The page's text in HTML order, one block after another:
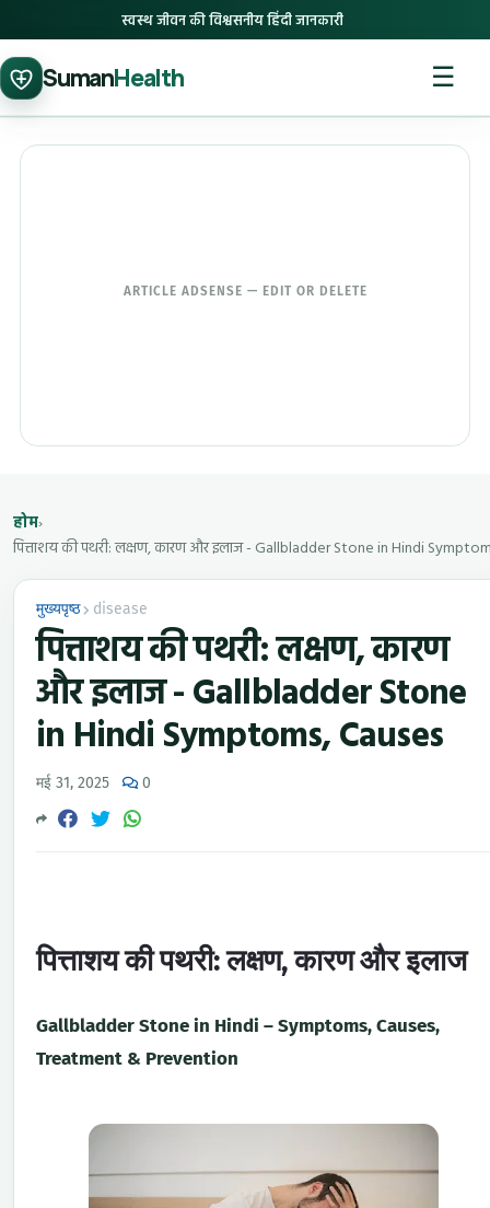
स्वस्थ जीवन की विश्वसनीय हिंदी जानकारी
SumanHealth ☰
ARTICLE ADSENSE — EDIT OR DELETE
होम›
मुख्यपृष्ठ disease
पित्ताशय की पथरी: लक्षण, कारण
और इलाज - Gallbladder Stone
in Hindi Symptoms, Causes
मई 31, 2025 0
पित्ताशय की पथरी: लक्षण, कारण और इलाज
Gallbladder Stone in Hindi – Symptoms, Causes,
Treatment & Prevention